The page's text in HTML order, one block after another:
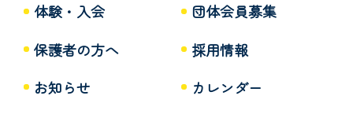
体験・入会
団体会員募集
保護者の方へ
採用情報
お知らせ
カレンダー